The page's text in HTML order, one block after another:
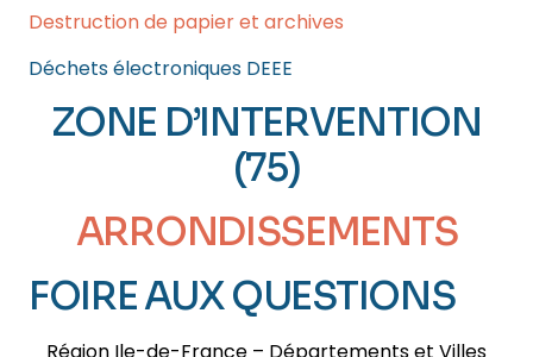
Destruction de papier et archives
Déchets électroniques DEEE
ZONE D’INTERVENTION
(75)
ARRONDISSEMENTS
FOIRE AUX QUESTIONS